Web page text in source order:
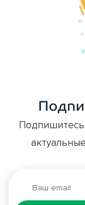
Подпишитесь